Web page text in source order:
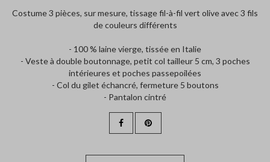
Costume 3 pièces, sur mesure, tissage fil-à-fil vert olive avec 3 fils
de couleurs différents
- 100 % laine vierge, tissée en Italie
- Veste à double boutonnage, petit col tailleur 5 cm, 3 poches
intérieures et poches passepoilées
- Col du gilet échancré, fermeture 5 boutons
- Pantalon cintré